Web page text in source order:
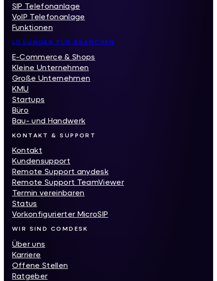
SIP Telefonanlage
VoIP Telefonanlage
Funktionen
LÖSUNGEN FÜR BRANCHEN
E-Commerce & Shops
Kleine Unternehmen
Große Unternehmen
KMU
Startups
Büro
Bau- und Handwerk
KONTAKT & SUPPORT
Kontakt
Kundensupport
Remote Support anydesk
Remote Support TeamViewer
Termin vereinbaren
Status
Vorkonfigurierter MicroSIP
WIR SIND COMDESK
Über uns
Karriere
Offene Stellen
Ratgeber